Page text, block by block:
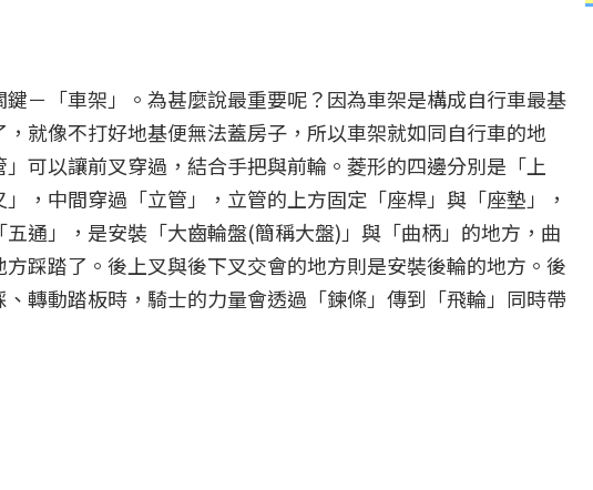
－「車架」。為甚麼說最重要呢？因為車架是構成自行車最基
就像不打好地基便無法蓋房子，所以車架就如同自行車的地
可以讓前叉穿過，結合手把與前輪。菱形的四邊分別是「上
，中間穿過「立管」，立管的上方固定「座桿」與「座墊」，
通」，是安裝「大齒輪盤(簡稱大盤)」與「曲柄」的地方，曲
踩踏了。後上叉與後下叉交會的地方則是安裝後輪的地方。後
轉動踏板時，騎士的力量會透過「鍊條」傳到「飛輪」同時帶